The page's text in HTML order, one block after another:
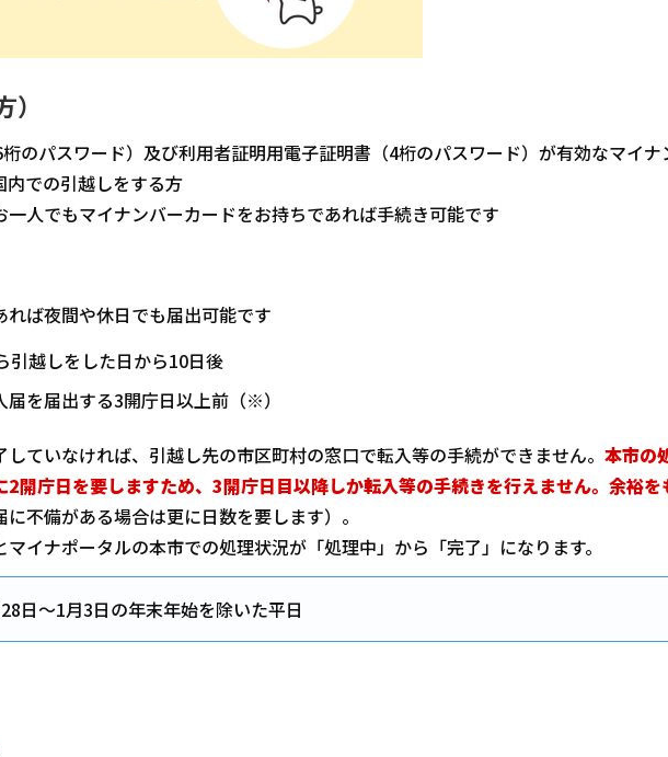
のパスワード）及び利用者証明用電子証明書（4桁のパスワード）が有効なマイナ
での引越しをする方
人でもマイナンバーカードをお持ちであれば手続き可能です
ば夜間や休日でも届出可能です
引越しをした日から10日後
を届出する3開庁日以上前（※）
ていなければ、引越し先の市区町村の窓口で転入等の手続ができません。 本市の
2開庁日を要しますため、3開庁日目以降しか転入等の手続きを行えません。余裕を
に不備がある場合は更に日数を要します）。
イナポータルの本市での処理状況が「処理中」から「完了」になります。
日～1月3日の年末年始を除いた平日